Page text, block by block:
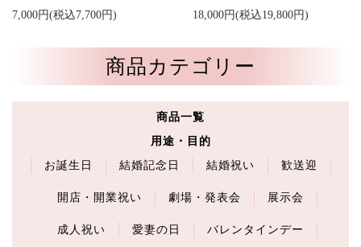
7,000円(税込7,700円)
18,000円(税込19,800円)
商品カテゴリー
商品一覧
用途・目的
お誕生日
結婚記念日 結婚祝い 歓送迎
開店・開業祝い 劇場・発表会 展示会
成人祝い 愛妻の日 バレンタインデー